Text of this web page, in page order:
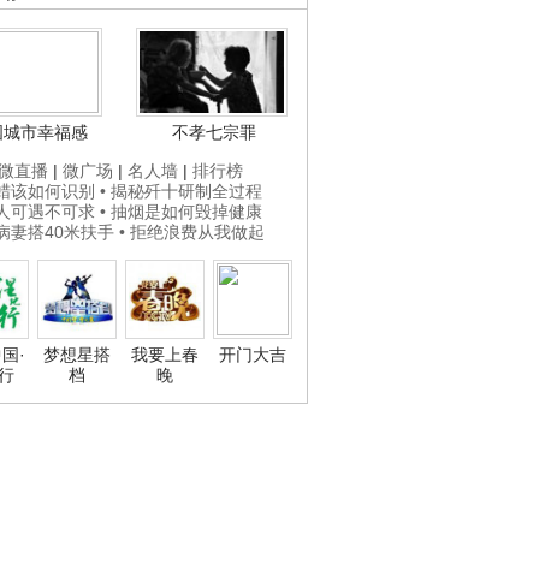
城市幸福感
不孝七宗罪
直播 | 微广场 | 名人墙 | 排行榜
该如何识别 • 揭秘歼十研制全过程
可遇不可求 • 抽烟是如何毁掉健康
妻搭40米扶手 • 拒绝浪费从我做起
·
梦想星搭
档
我要上春
晚
开门大吉